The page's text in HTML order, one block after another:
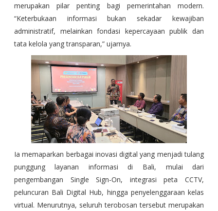
merupakan pilar penting bagi pemerintahan modern.
“Keterbukaan informasi bukan sekadar kewajiban
administratif, melainkan fondasi kepercayaan publik dan
tata kelola yang transparan,” ujarnya.
Ia memaparkan berbagai inovasi digital yang menjadi tulang
punggung layanan informasi di Bali, mulai dari
pengembangan Single Sign-On, integrasi peta CCTV,
peluncuran Bali Digital Hub, hingga penyelenggaraan kelas
virtual. Menurutnya, seluruh terobosan tersebut merupakan